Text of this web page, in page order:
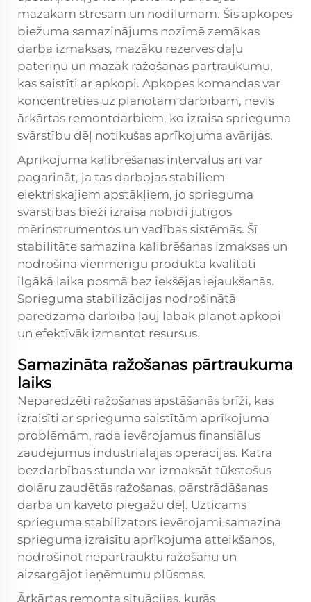
mazākam stresam un nodilumam. Šis apkopes
biežuma samazinājums nozīmē zemākas
darba izmaksas, mazāku rezerves daļu
patēriņu un mazāk ražošanas pārtraukumu,
kas saistīti ar apkopi. Apkopes komandas var
koncentrēties uz plānotām darbībām, nevis
ārkārtas remontdarbiem, ko izraisa sprieguma
svārstību dēļ notikušas aprīkojuma avārijas.
Aprīkojuma kalibrēšanas intervālus arī var
pagarināt, ja tas darbojas stabiliem
elektriskajiem apstākļiem, jo sprieguma
svārstības bieži izraisa nobīdi jutīgos
mērinstrumentos un vadības sistēmās. Šī
stabilitāte samazina kalibrēšanas izmaksas un
nodrošina vienmērīgu produkta kvalitāti
ilgākā laika posmā bez iekšējas iejaukšanās.
Sprieguma stabilizācijas nodrošinātā
paredzamā darbība ļauj labāk plānot apkopi
un efektīvāk izmantot resursus.
Samazināta ražošanas pārtraukuma
laiks
Neparedzēti ražošanas apstāšanās brīži, kas
izraisīti ar sprieguma saistītām aprīkojuma
problēmām, rada ievērojamus finansiālus
zaudējumus industriālajās operācijās. Katra
bezdarbības stunda var izmaksāt tūkstošus
dolāru zaudētās ražošanas, pārstrādāšanas
darba un kavēto piegāžu dēļ. Uzticams
sprieguma stabilizators ievērojami samazina
sprieguma izraisītu aprīkojuma atteikšanos,
nodrošinot nepārtrauktu ražošanu un
aizsargājot ieņēmumu plūsmas.
Ārkārtas remonta situācijas, kurās